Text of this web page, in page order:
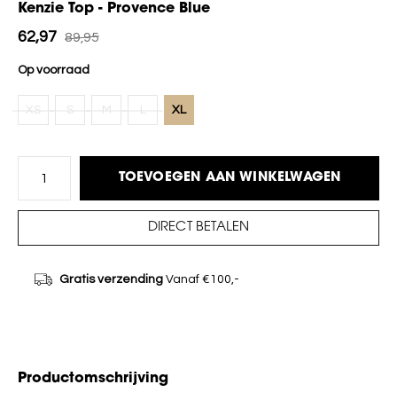
Kenzie Top - Provence Blue
62,97 89,95
Op voorraad
XS S M L XL
TOEVOEGEN AAN WINKELWAGEN
DIRECT BETALEN
Gratis verzendingVanaf €100,-
Productomschrijving